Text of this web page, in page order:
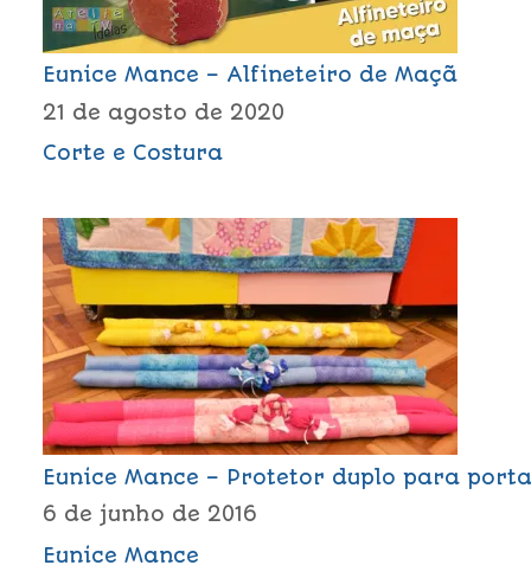
Eunice Mance – Alfineteiro de Maçã
21 de agosto de 2020
Corte e Costura
Eunice Mance – Protetor duplo para porta
6 de junho de 2016
Eunice Mance